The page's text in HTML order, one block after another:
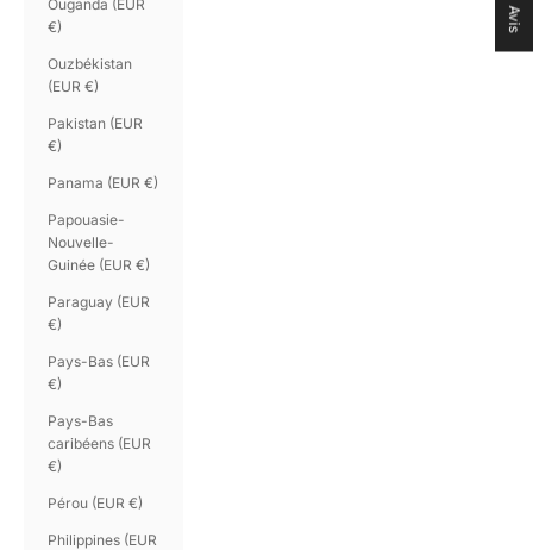
Ouganda (EUR
€)
Ouzbékistan
(EUR €)
Pakistan (EUR
€)
Panama (EUR €)
Papouasie-
Nouvelle-
Guinée (EUR €)
Paraguay (EUR
€)
Pays-Bas (EUR
€)
Pays-Bas
caribéens (EUR
€)
Pérou (EUR €)
Philippines (EUR
Avis